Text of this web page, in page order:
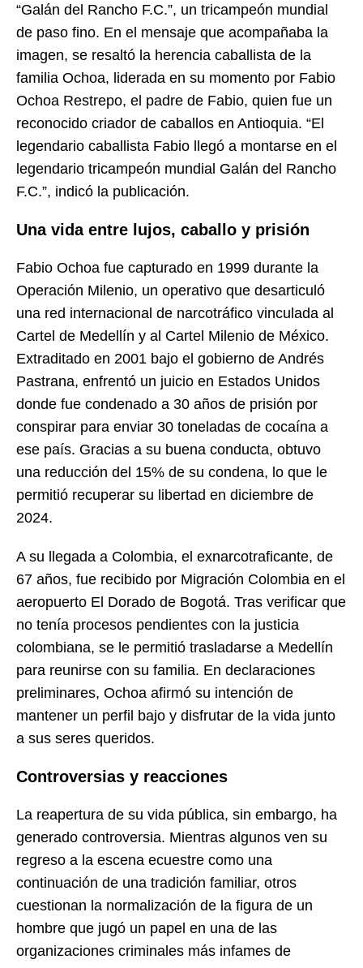
“Galán del Rancho F.C.”, un tricampeón mundial
de paso fino. En el mensaje que acompañaba la
imagen, se resaltó la herencia caballista de la
familia Ochoa, liderada en su momento por Fabio
Ochoa Restrepo, el padre de Fabio, quien fue un
reconocido criador de caballos en Antioquia. “El
legendario caballista Fabio llegó a montarse en el
legendario tricampeón mundial Galán del Rancho
F.C.”, indicó la publicación.
Una vida entre lujos, caballo y prisión
Fabio Ochoa fue capturado en 1999 durante la
Operación Milenio, un operativo que desarticuló
una red internacional de narcotráfico vinculada al
Cartel de Medellín y al Cartel Milenio de México.
Extraditado en 2001 bajo el gobierno de Andrés
Pastrana, enfrentó un juicio en Estados Unidos
donde fue condenado a 30 años de prisión por
conspirar para enviar 30 toneladas de cocaína a
ese país. Gracias a su buena conducta, obtuvo
una reducción del 15% de su condena, lo que le
permitió recuperar su libertad en diciembre de
2024.
A su llegada a Colombia, el exnarcotraficante, de
67 años, fue recibido por Migración Colombia en el
aeropuerto El Dorado de Bogotá. Tras verificar que
no tenía procesos pendientes con la justicia
colombiana, se le permitió trasladarse a Medellín
para reunirse con su familia. En declaraciones
preliminares, Ochoa afirmó su intención de
mantener un perfil bajo y disfrutar de la vida junto
a sus seres queridos.
Controversias y reacciones
La reapertura de su vida pública, sin embargo, ha
generado controversia. Mientras algunos ven su
regreso a la escena ecuestre como una
continuación de una tradición familiar, otros
cuestionan la normalización de la figura de un
hombre que jugó un papel en una de las
organizaciones criminales más infames de